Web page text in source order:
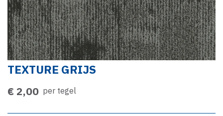
TEXTURE GRIJS
€ 2,00 per tegel